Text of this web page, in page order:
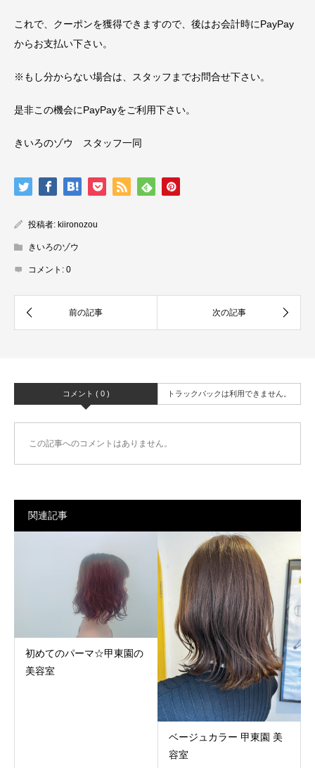
これで、クーポンを獲得できますので、後はお会計時にPayPay
からお支払い下さい。
※もし分からない場合は、スタッフまでお問合せ下さい。
是非この機会にPayPayをご利用下さい。
きいろのゾウ スタッフ一同
投稿者: kiironozou
きいろのゾウ
コメント: 0
コメント ( 0 ) トラックバックは利用できません。
この記事へのコメントはありません。
関連記事
初めてのパーマ☆甲東園の
美容室
ベージュカラー 甲東園 美
容室